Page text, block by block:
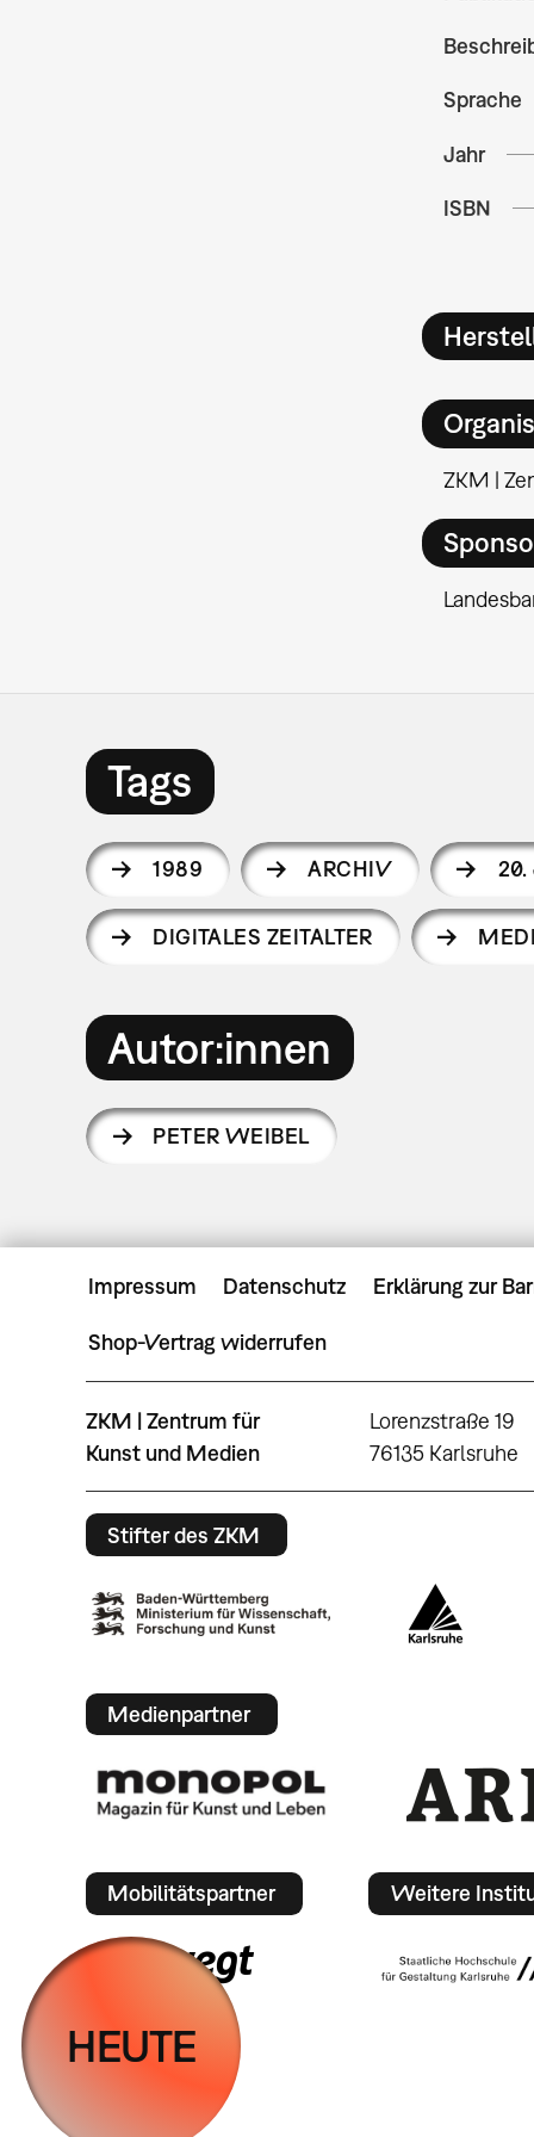
Sprache
Jahr
ISBN
ZKM |
Tags
1989 ARCHIV 20.
DIGITALES ZEITALTER
Autor:innen
PETER WEIBEL
Impressum Datenschutz Erklärung zur
Shop-Vertrag widerrufen
ZKM | Zentrum für
Kunst und Medien
Lorenzstraße 19
76135 Karlsruhe
Stifter des ZKM
Medienpartner
Mobilitätspartner Weitere
HEUTE